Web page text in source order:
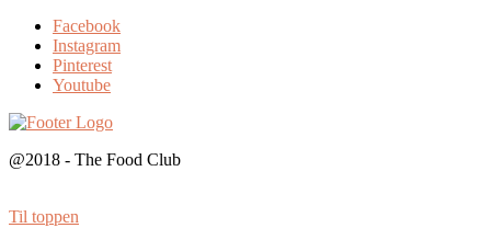
Facebook
Instagram
Pinterest
Youtube
@2018 - The Food Club
Til toppen